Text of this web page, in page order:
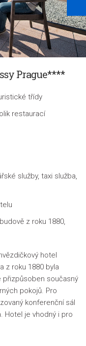
Prague****
třídy
restaurací
služby, taxi služba,
z roku 1880,
hotel
z roku 1880 byla
přizpůsoben současný
pokojů. Pro
konferenční sál
Hotel je vhodný i pro